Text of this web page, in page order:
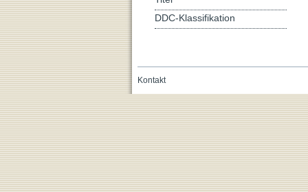
DDC-Klassifikation
Kontakt